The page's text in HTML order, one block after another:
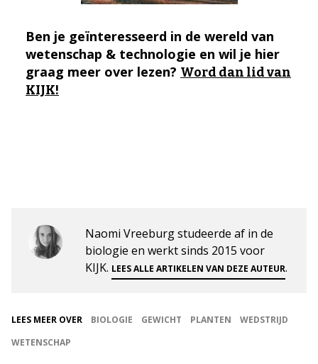
Ben je geïnteresseerd in de wereld van
wetenschap & technologie en wil je hier
graag meer over lezen? Word dan lid van
KIJK!
Naomi Vreeburg studeerde af in de
biologie en werkt sinds 2015 voor
KIJK. LEES ALLE ARTIKELEN VAN DEZE AUTEUR.
LEES MEER OVER BIOLOGIE GEWICHT PLANTEN
WEDSTRIJD
WETENSCHAP